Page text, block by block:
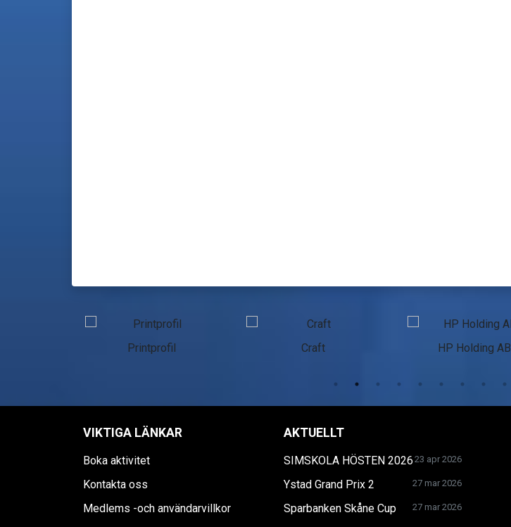
Printprofil Craft HP Holding AB
VIKTIGA LÄNKAR
Boka aktivitet
Kontakta oss
Medlems -och användarvillkor
AKTUELLT
SIMSKOLA HÖSTEN 2026 23 apr 2026
Ystad Grand Prix 2 27 mar 2026
Sparbanken Skåne Cup 27 mar 2026